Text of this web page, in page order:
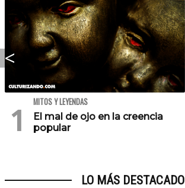
MITOS Y LEYENDAS
El mal de ojo en la creencia
popular
LO MÁS DESTACADO